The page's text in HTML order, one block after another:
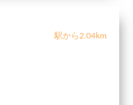
駅から2.04km